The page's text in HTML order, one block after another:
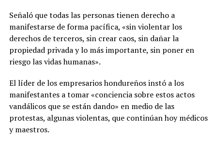
Señaló que todas las personas tienen derecho a
manifestarse de forma pacífica, «sin violentar los
derechos de terceros, sin crear caos, sin dañar la
propiedad privada y lo más importante, sin poner en
riesgo las vidas humanas».
El líder de los empresarios hondureños instó a los
manifestantes a tomar «conciencia sobre estos actos
vandálicos que se están dando» en medio de las
protestas, algunas violentas, que continúan hoy médicos
y maestros.